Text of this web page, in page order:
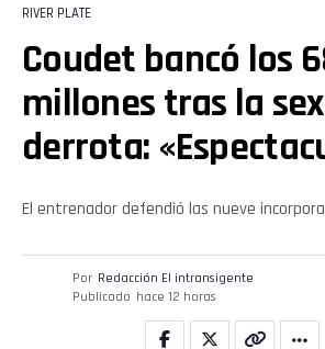
RIVER PLATE
Coudet bancó los
millones tras la
derrota:
El entrenador defendió las nueve
Por Redacción El intransigente
Publicado hace 12 horas